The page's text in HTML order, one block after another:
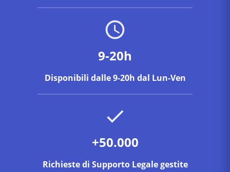
9-20h
Disponibili dalle 9-20h dal Lun-Ven
+50.000
Richieste di Supporto Legale gestite